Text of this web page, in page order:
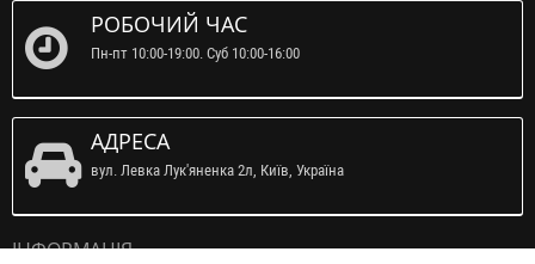
РОБОЧИЙ ЧАС
Пн-пт 10:00-19:00. Суб 10:00-16:00
АДРЕСА
вул. Левка Лук'яненка 2л, Київ, Україна
ІНФОРМАЦІЯ